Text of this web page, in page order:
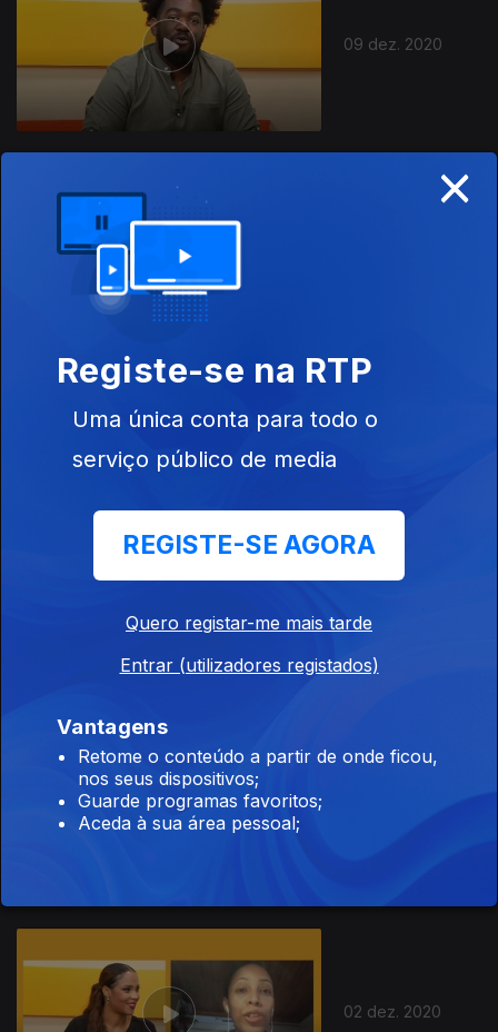
09 dez. 2020
07 dez. 2020
04 dez. 2020
02 dez. 2020
×
Registe-se na RTP
Uma única conta para todo o
serviço público de media
REGISTE-SE AGORA
Quero registar-me mais tarde
Entrar (utilizadores registados)
Vantagens
Retome o conteúdo a partir de onde ficou,
nos seus dispositivos;
Guarde programas favoritos;
Aceda à sua área pessoal;